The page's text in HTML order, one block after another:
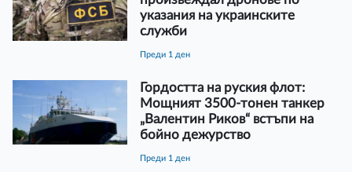
указания на украинските
служби
преди 1 ден
Гордостта на руския флот:
Мощният 3500-тонен танкер
„Валентин Риков“ встъпи на
бойно дежурство
преди 1 ден